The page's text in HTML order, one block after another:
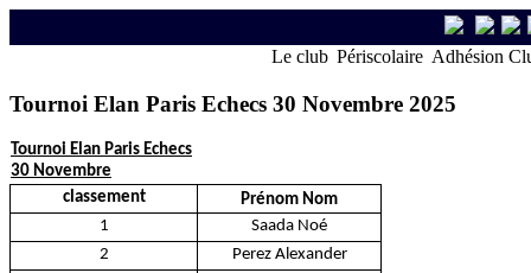
Le club Périscolaire Adhésion
Tournoi Elan Paris Echecs 30 Novembre 2025
Tournoi Elan Paris Echecs
30 Novembre
classement
Prénom Nom
1
Saada Noé
2
Perez Alexander